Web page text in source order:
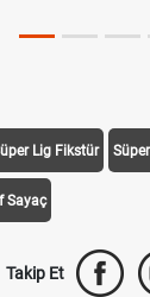
Lig Fikstür
Sayaç
Takip Et